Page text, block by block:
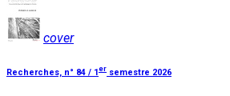
cover
Recherches, n° 84 / 1 er semestre 2026